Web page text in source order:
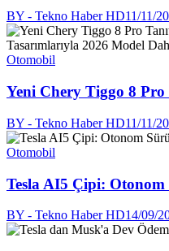
BY - Tekno Haber HD11/11/
Otomobil
Yeni Chery Tiggo 8 Pro
BY - Tekno Haber HD11/11/
Otomobil
Tesla AI5 Çipi: Otonom
BY - Tekno Haber HD14/09/